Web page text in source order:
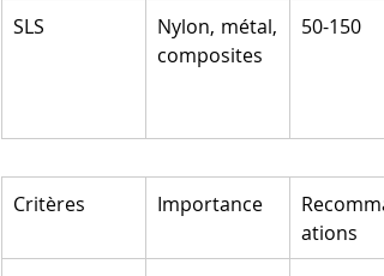
SLS
Nylon, métal,
composites
50-150
Critères Importance
ations